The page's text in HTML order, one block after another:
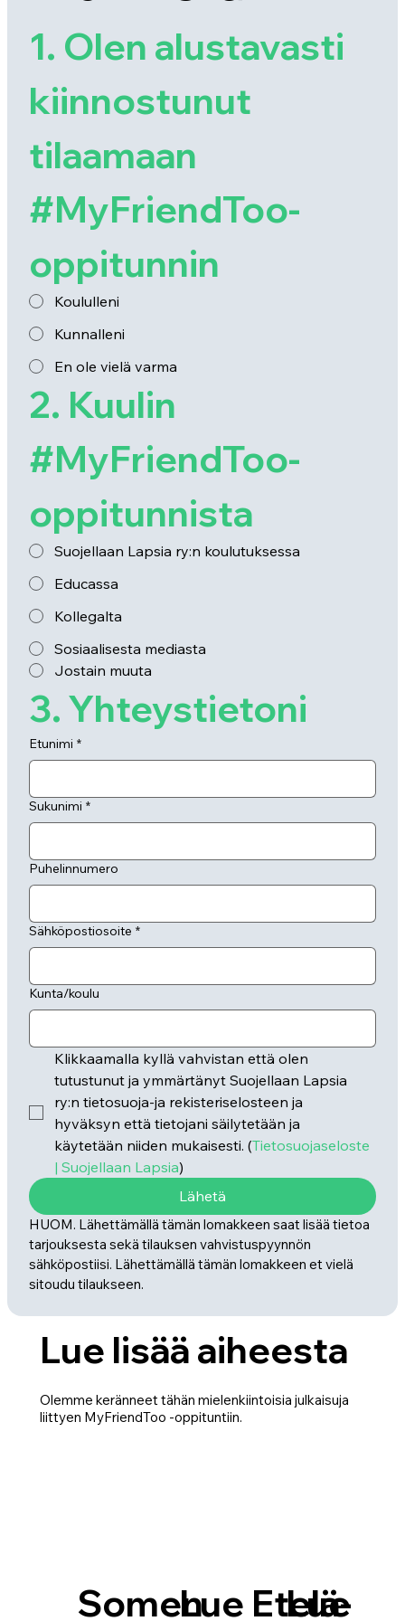
1. Olen alustavasti
kiinnostunut
tilaamaan
#MyFriendToo-
oppitunnin
Koululleni
Kunnalleni
En ole vielä varma
2. Kuulin
#MyFriendToo-
oppitunnista
Suojellaan Lapsia ry:n koulutuksessa
Educassa
Kollegalta
Sosiaalisesta mediasta
Jostain muuta
3. Yhteystietoni
Etunimi *
Sukunimi *
Puhelinnumero
Sähköpostiosoite *
Kunta/koulu
Klikkaamalla kyllä vahvistan että olen
tutustunut ja ymmärtänyt Suojellaan Lapsia
ry:n tietosuoja-ja rekisteriselosteen ja
hyväksyn että tietojani säilytetään ja
käytetään niiden mukaisesti. (Tietosuojaseloste
| Suojellaan Lapsia)
Lähetä
HUOM. Lähettämällä tämän lomakkeen saat lisää tietoa
tarjouksesta sekä tilauksen vahvistuspyynnön
sähköpostiisi. Lähettämällä tämän lomakkeen et vielä
sitoudu tilaukseen.
Lue lisää aiheesta
Olemme keränneet tähän mielenkiintoisia julkaisuja
liittyen MyFriendToo -oppituntiin.
SomenLue Etelä-
Lue